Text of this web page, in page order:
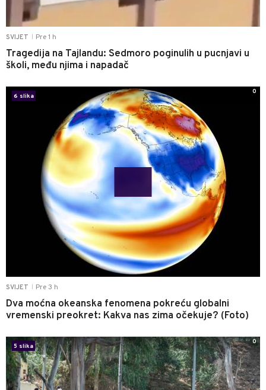
SVIJET Pre 1 h
Tragedija na Tajlandu: Sedmoro poginulih u pucnjavi u
školi, među njima i napadač
SVIJET Pre 3 h
Dva moćna okeanska fenomena pokreću globalni
vremenski preokret: Kakva nas zima očekuje? (Foto)
6 slika
0
5 slika
0